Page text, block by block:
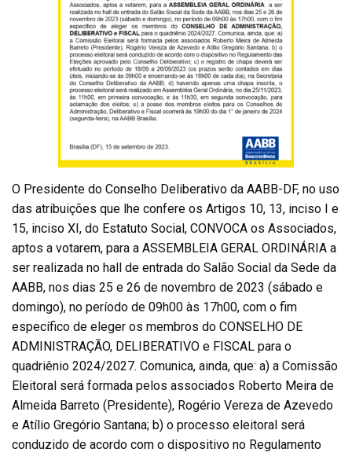
O Presidente do Conselho Deliberativo da AABB-DF, no uso
das atribuições que lhe confere os Artigos 10, 13, inciso I e
15, inciso XI, do Estatuto Social, CONVOCA os Associados,
aptos a votarem, para a ASSEMBLEIA GERAL ORDINÁRIA a
ser realizada no hall de entrada do Salão Social da Sede da
AABB, nos dias 25 e 26 de novembro de 2023 (sábado e
domingo), no período de 09h00 às 17h00, com o fim
específico de eleger os membros do CONSELHO DE
ADMINISTRAÇÃO, DELIBERATIVO e FISCAL para o
quadriênio 2024/2027. Comunica, ainda, que: a) a Comissão
Eleitoral será formada pelos associados Roberto Meira de
Almeida Barreto (Presidente), Rogério Vereza de Azevedo
e Atílio Gregório Santana; b) o processo eleitoral será
conduzido de acordo com o dispositivo no Regulamento